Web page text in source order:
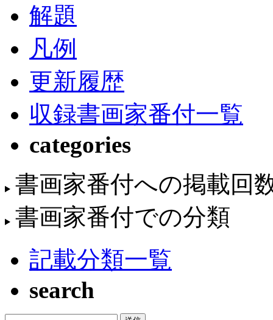
解題
凡例
更新履歴
収録書画家番付一覧
categories
書画家番付への掲載回
書画家番付での分類
記載分類一覧
search